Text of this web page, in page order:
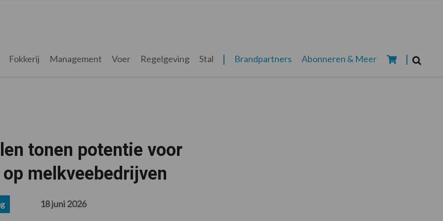
Fokkerij Management Voer Regelgeving Stal Brandpartners Abonneren & Meer
tonen potentie voor
melkveebedrijven
18 juni 2026